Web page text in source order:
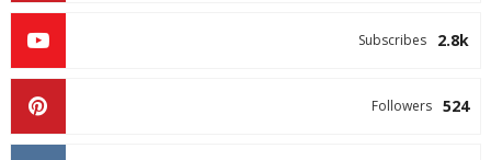
2.8k
Subscribes
524
Followers